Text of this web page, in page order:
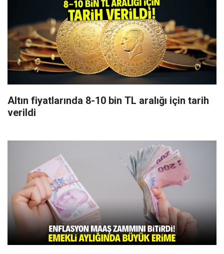
Altın fiyatlarında 8-10 bin TL aralığı için tarih
verildi